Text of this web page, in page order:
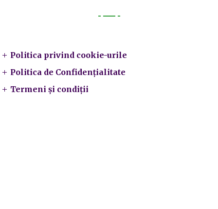
Politica privind cookie-urile
Politica de Confidențialitate
Termeni și condiții